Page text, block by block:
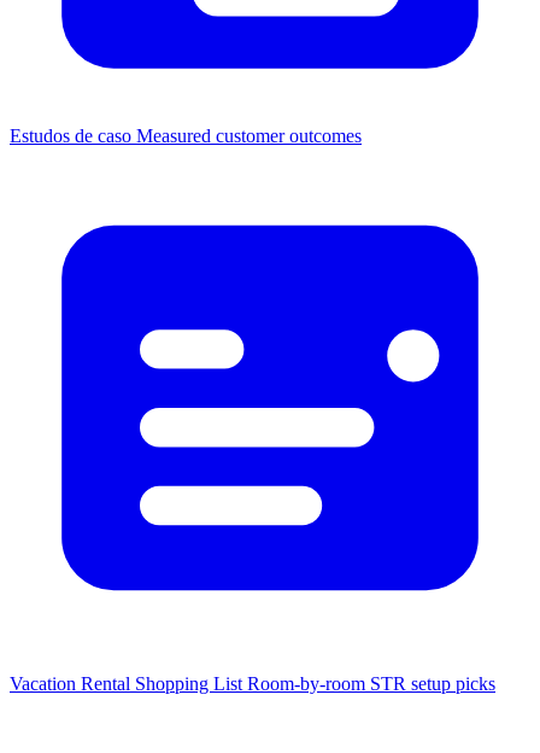
Estudos de caso Measured customer outcomes
Vacation Rental Shopping List Room-by-room STR setup picks